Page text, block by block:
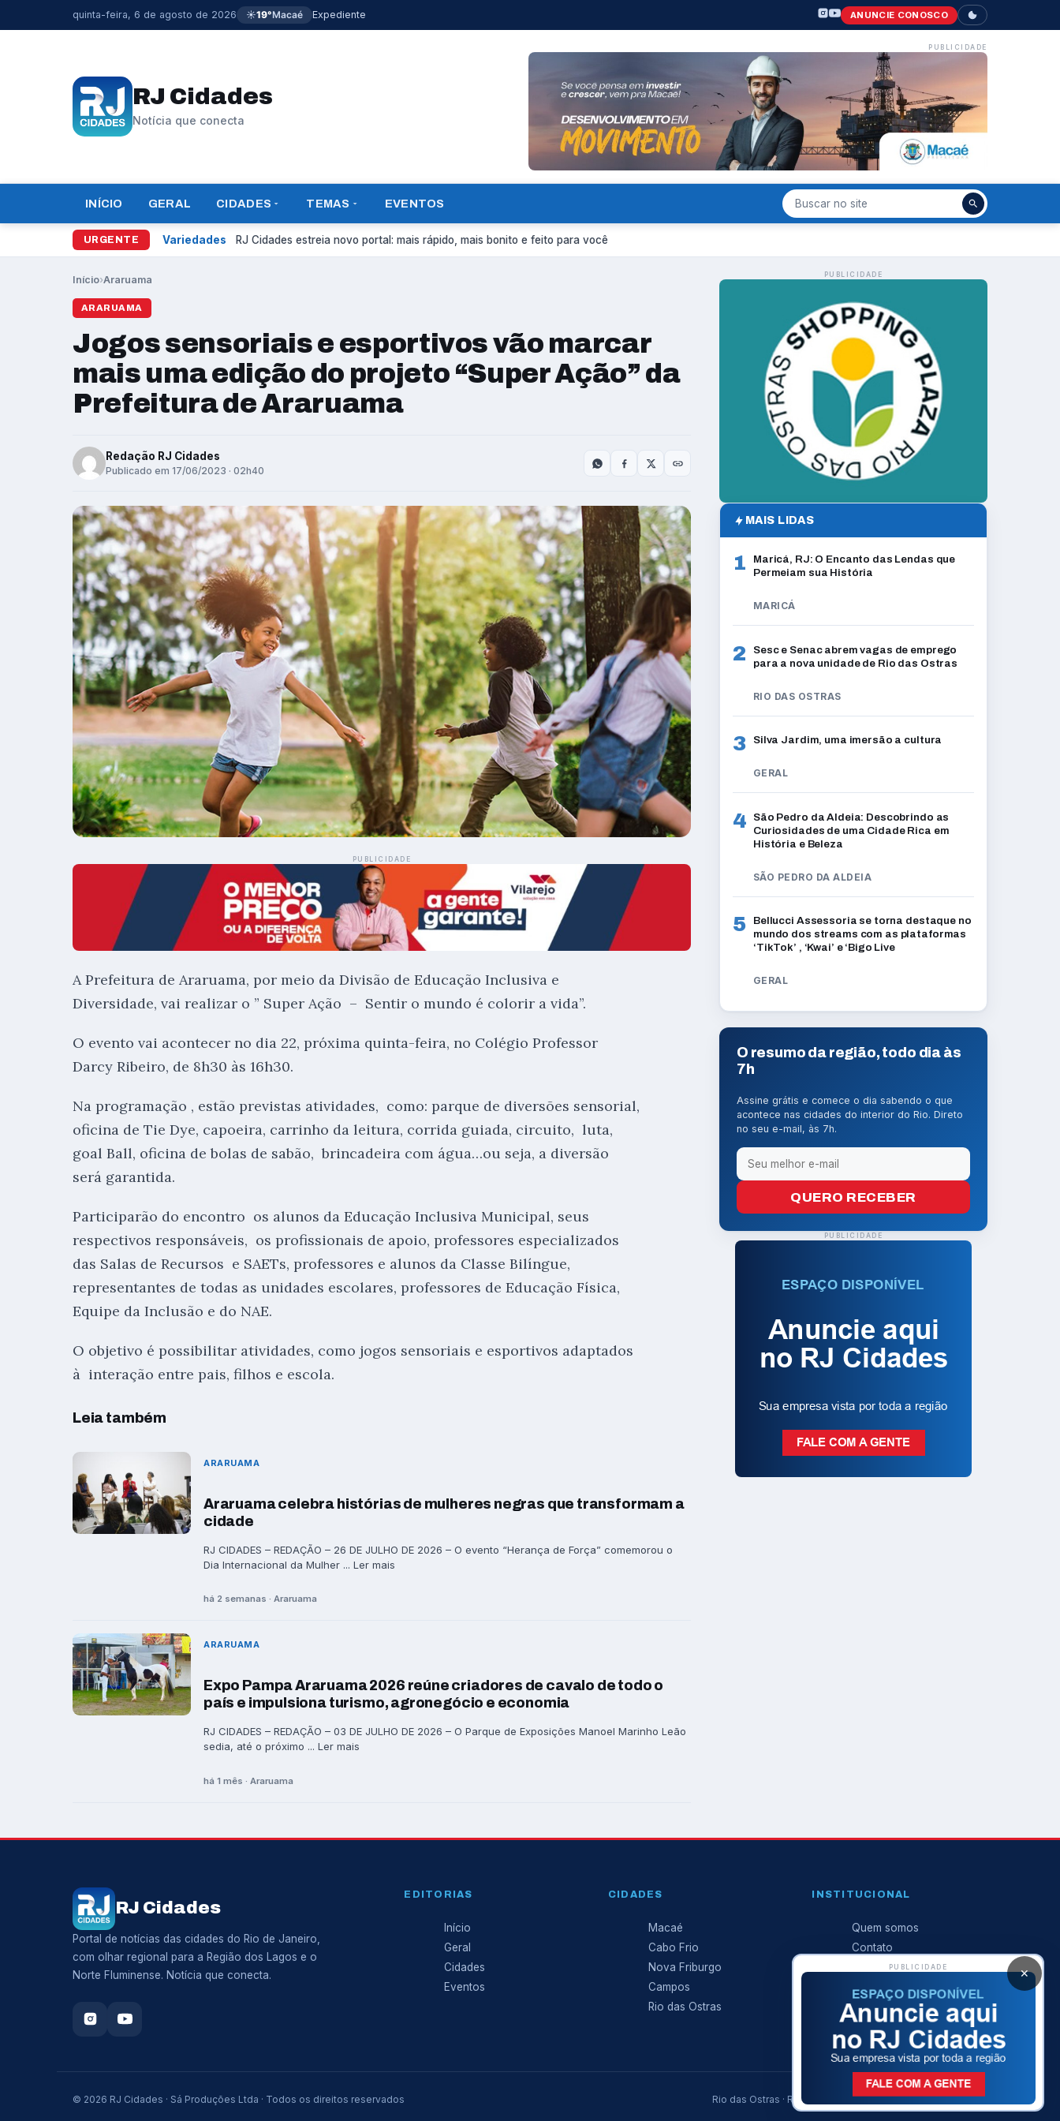
quinta-feira, 6 de agosto de 2026 ☀️19°Macaé Expediente ANUNCIE CONOSCO
RJ Cidades
Notícia que conecta
PUBLICIDADE
INÍCIO GERAL CIDADES TEMAS EVENTOS
URGENTE Variedades RJ Cidades estreia novo portal: mais rápido, mais bonito e feito para você
Início›Araruama
ARARUAMA
Jogos sensoriais e esportivos vão marcar
mais uma edição do projeto “Super Ação” da
Prefeitura de Araruama
Redação RJ Cidades
Publicado em 17/06/2023 · 02h40
PUBLICIDADE
A Prefeitura de Araruama, por meio da Divisão de Educação Inclusiva e
Diversidade, vai realizar o ” Super Ação – Sentir o mundo é colorir a vida”.
O evento vai acontecer no dia 22, próxima quinta-feira, no Colégio Professor
Darcy Ribeiro, de 8h30 às 16h30.
Na programação , estão previstas atividades, como: parque de diversões sensorial,
oficina de Tie Dye, capoeira, carrinho da leitura, corrida guiada, circuito, luta,
goal Ball, oficina de bolas de sabão, brincadeira com água…ou seja, a diversão
será garantida.
Participarão do encontro os alunos da Educação Inclusiva Municipal, seus
respectivos responsáveis, os profissionais de apoio, professores especializados
das Salas de Recursos e SAETs, professores e alunos da Classe Bilíngue,
representantes de todas as unidades escolares, professores de Educação Física,
Equipe da Inclusão e do NAE.
O objetivo é possibilitar atividades, como jogos sensoriais e esportivos adaptados
à interação entre pais, filhos e escola.
Leia também
ARARUAMA
Araruama celebra histórias de mulheres negras que transformam a
cidade
RJ CIDADES – REDAÇÃO – 26 DE JULHO DE 2026 – O evento “Herança de Força” comemorou o
Dia Internacional da Mulher ... Ler mais
há 2 semanas · Araruama
ARARUAMA
Expo Pampa Araruama 2026 reúne criadores de cavalo de todo o
país e impulsiona turismo, agronegócio e economia
RJ CIDADES – REDAÇÃO – 03 DE JULHO DE 2026 – O Parque de Exposições Manoel Marinho Leão
sedia, até o próximo ... Ler mais
há 1 mês · Araruama
PUBLICIDADE
MAIS LIDAS
1
Maricá, RJ: O Encanto das Lendas que
Permeiam sua História
MARICÁ
2
Sesc e Senac abrem vagas de emprego
para a nova unidade de Rio das Ostras
RIO DAS OSTRAS
3 Silva Jardim, uma imersão a cultura
GERAL
4
São Pedro da Aldeia: Descobrindo as
Curiosidades de uma Cidade Rica em
História e Beleza
SÃO PEDRO DA ALDEIA
5
Bellucci Assessoria se torna destaque no
mundo dos streams com as plataformas
‘TikTok’ , ‘Kwai’ e ‘Bigo Live
GERAL
O resumo da região, todo dia às
7h
Assine grátis e comece o dia sabendo o que
acontece nas cidades do interior do Rio. Direto
no seu e-mail, às 7h.
QUERO RECEBER
PUBLICIDADE
RJ Cidades
Portal de notícias das cidades do Rio de Janeiro,
com olhar regional para a Região dos Lagos e o
Norte Fluminense. Notícia que conecta.
EDITORIAS
Início
Geral
Cidades
Eventos
CIDADES
Macaé
Cabo Frio
Nova Friburgo
Campos
Rio das Ostras
INSTITUCIONAL
Quem somos
Contato
Anuncie conosco
Expediente
Política de privacidade
© 2026 RJ Cidades · Sá Produções Ltda · Todos os direitos reservados Rio das Ostras · Região dos Lagos · Norte Fluminense — RJ
✕
PUBLICIDADE